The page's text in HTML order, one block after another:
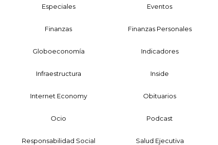
Especiales Eventos
Finanzas Finanzas Personales
Globoeconomía Indicadores
Infraestructura Inside
Internet Economy Obituarios
Ocio Podcast
Responsabilidad Social Salud Ejecutiva